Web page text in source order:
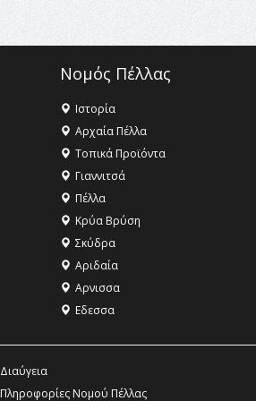
Νομός Πέλλας
Ιστορία
Αρχαία Πέλλα
Τοπικά Προϊόντα
Γιαννιτσά
Πέλλα
Κρύα Βρύση
Σκύδρα
Αριδαία
Aρνισσα
Eδεσσα
Διαύγεια
Πληροφορίες Νομού Πέλλας